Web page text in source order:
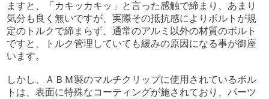
ますと、「カキッカキッ」と言った感触で締まり、あまり
気分も良く無いですが、実際その抵抗感によりボルトが規
定のトルクで締まらず、通常のアルミ以外の材質のボルト
ですと、トルク管理していても緩みの原因になる事が御座
います。
しかし、ＡＢＭ製のマルチクリップに使用されているボル
トは、表面に特殊なコーティングが施されており、パーツ